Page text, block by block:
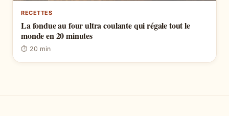
RECETTES
La fondue au four ultra coulante qui régale tout le
monde en 20 minutes
⏱ 20 min